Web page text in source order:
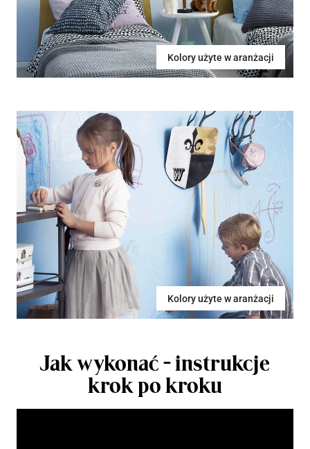
Kolory użyte w aranżacji
Kolory użyte w aranżacji
Jak wykonać - instrukcje
krok po kroku